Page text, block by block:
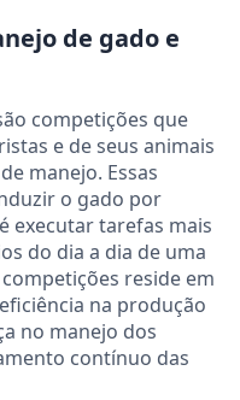
de gado e
competições que
e de seus animais
manejo. Essas
o gado por
executar tarefas mais
do dia a dia de uma
reside em
na produção
no manejo dos
contínuo das